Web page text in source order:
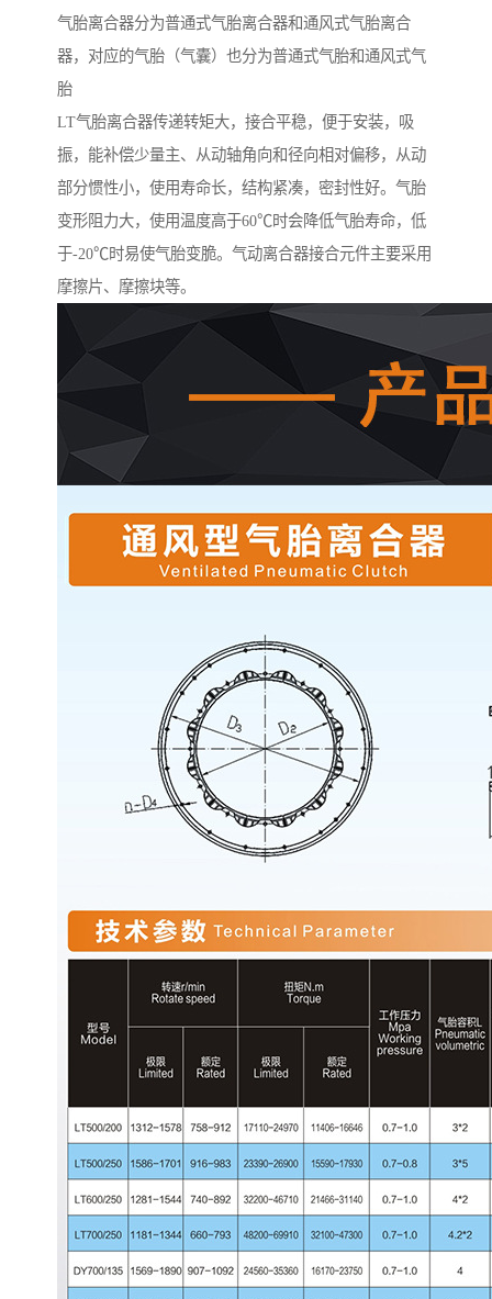
气胎离合器分为普通式气胎离合器和通风式气胎离合
器，对应的气胎（气囊）也分为普通式气胎和通风式气
胎
LT气胎离合器传递转矩大，接合平稳，便于安装，吸
振，能补偿少量主、从动轴角向和径向相对偏移，从动
部分惯性小，使用寿命长，结构紧凑，密封性好。气胎
变形阻力大，使用温度高于60℃时会降低气胎寿命，低
于-20℃时易使气胎变脆。气动离合器接合元件主要采用
摩擦片、摩擦块等。